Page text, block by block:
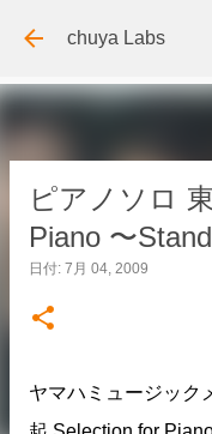
スキップし
chuya Labs
ピアノソロ
Piano 〜
日付: 7月 04, 2009
ヤマハミュージック